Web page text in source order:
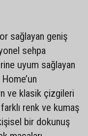
sağlayan geniş
sehpa
uyum sağlayan
ve klasik çizgileri
renk ve kumaş
bir dokunuş